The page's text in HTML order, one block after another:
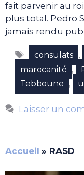
fait parvenir au
plus total. Pedro
jamais rendu
Étiquettes
consulats ,
marocanité ,
Tebboune ,
Laisser un
Accueil » RASD